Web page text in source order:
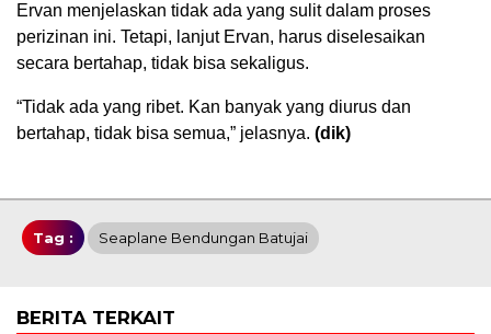
Ervan menjelaskan tidak ada yang sulit dalam proses
perizinan ini. Tetapi, lanjut Ervan, harus diselesaikan
secara bertahap, tidak bisa sekaligus.
“Tidak ada yang ribet. Kan banyak yang diurus dan
bertahap, tidak bisa semua,” jelasnya. (dik)
Tag : Seaplane Bendungan Batujai
BERITA TERKAIT